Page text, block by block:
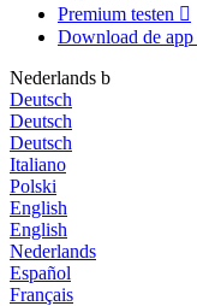
Premium testen 
Download de app
Nederlands b
Deutsch
Deutsch
Deutsch
Italiano
Polski
English
English
Nederlands
Español
Français